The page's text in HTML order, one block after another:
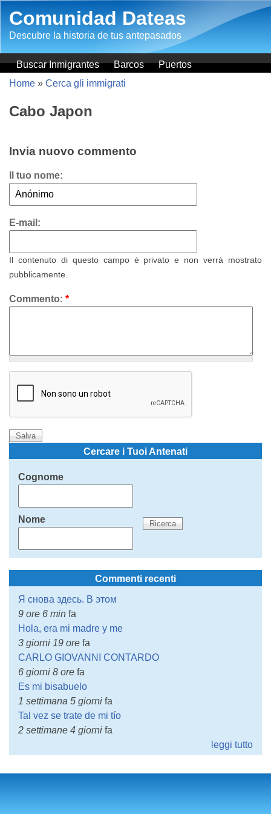
Comunidad Dateas
Descubre la historia de tus antepasados
Buscar Inmigrantes Barcos
Puertos
Home » Cerca gli immigrati
Cabo Japon
Invia nuovo commento
Il tuo nome:
E-mail:
Il contenuto di questo campo è privato e non verrà mostrato
pubblicamente.
Commento: *
Cercare i Tuoi Antenati
Cognome
Nome
Commenti recenti
Я снова здесь. В этом
9 ore 6 min fa
Hola, era mi madre y me
3 giorni 19 ore fa
CARLO GIOVANNI CONTARDO
6 giorni 8 ore fa
Es mi bisabuelo
1 settimana 5 giorni fa
Tal vez se trate de mi tío
2 settimane 4 giorni fa
leggi tutto